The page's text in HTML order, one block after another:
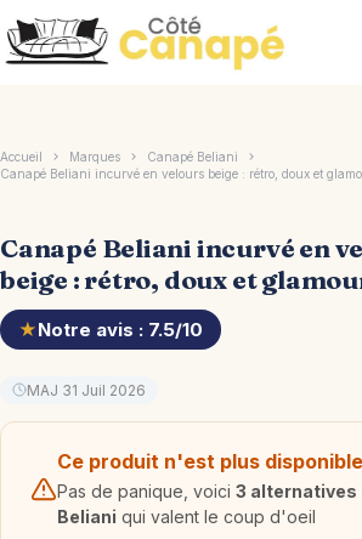
au
contenu
Accueil Marques
Canapé Beliani
Canapé Beliani incurvé en velours beige : rétro, doux et
Canapé Beliani incurvé en
beige : rétro, doux et
★Notre avis : 7.5/10
MAJ 31 Juil 2026
Ce produit n'est plus disponible
Pas de panique, voici 3 alternatives
Beliani qui valent le coup d'oeil